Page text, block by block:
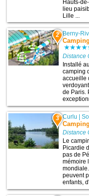
Hauts-
lieu
Lille ...
2 Berny-
Distance
Installé
camping
accueille
de Paris.
3 Curlu |
Distance
Le
Picardie
pas de
mémoire
peuvent
enfants,